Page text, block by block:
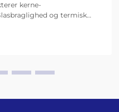
kerne-
og termisk
At arbejde med